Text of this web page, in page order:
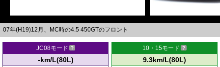
07年(H19)12月、MC時の4.5 450GTのフロント
JC08モード
-km/L(80L)
10・15モード
9.3km/L(80L)